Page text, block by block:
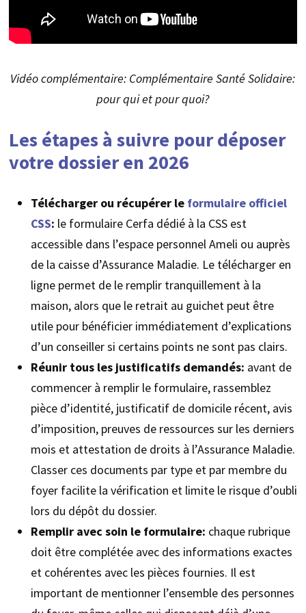
Vidéo complémentaire: Complémentaire Santé Solidaire:
pour qui et pour quoi?
Les étapes à suivre pour déposer
votre dossier en 2026
Télécharger ou récupérer le formulaire officiel
CSS: le formulaire Cerfa dédié à la CSS est
accessible dans l’espace personnel Ameli ou auprès
de la caisse d’Assurance Maladie. Le télécharger en
ligne permet de le remplir tranquillement à la
maison, alors que le retrait au guichet peut être
utile pour bénéficier immédiatement d’explications
d’un conseiller si certains points ne sont pas clairs.
Réunir tous les justificatifs demandés: avant de
commencer à remplir le formulaire, rassemblez
pièce d’identité, justificatif de domicile récent, avis
d’imposition, preuves de ressources sur les derniers
mois et attestation de droits à l’Assurance Maladie.
Classer ces documents par type et par membre du
foyer facilite la vérification et limite le risque d’oubli
lors du dépôt du dossier.
Remplir avec soin le formulaire: chaque rubrique
doit être complétée avec des informations exactes
et cohérentes avec les pièces fournies. Il est
important de mentionner l’ensemble des personnes